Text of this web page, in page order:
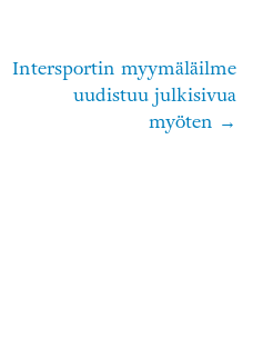
Intersportin myymäläilme
uudistuu julkisivua
myöten